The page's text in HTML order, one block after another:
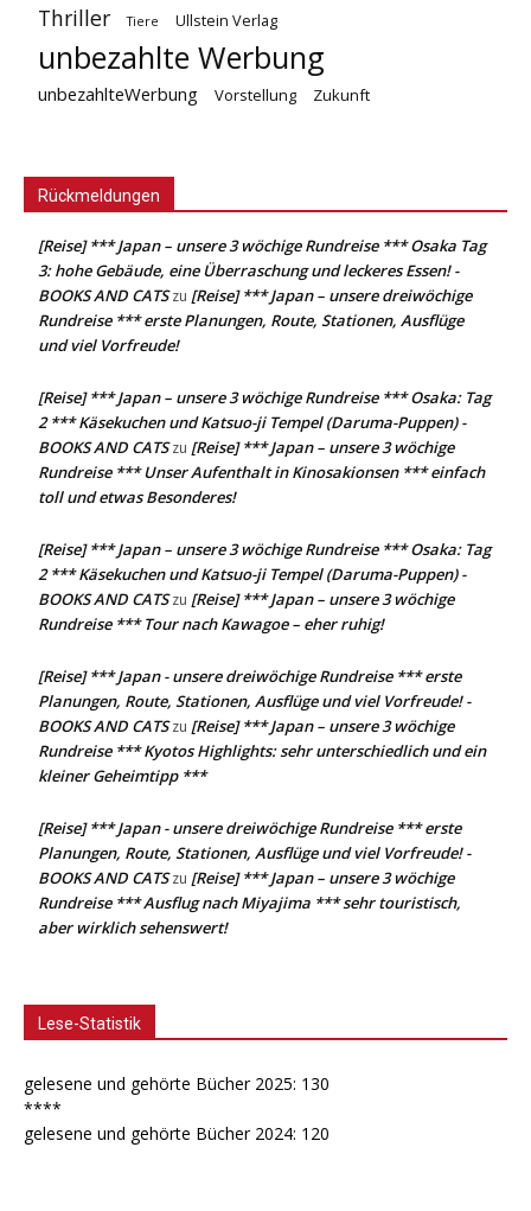
Thriller Tiere Ullstein Verlag
unbezahlte Werbung
unbezahlteWerbung Vorstellung Zukunft
Rückmeldungen
[Reise] *** Japan – unsere 3 wöchige Rundreise *** Osaka Tag
3: hohe Gebäude, eine Überraschung und leckeres Essen! -
BOOKS AND CATSzu [Reise] *** Japan – unsere dreiwöchige
Rundreise *** erste Planungen, Route, Stationen, Ausflüge
und viel Vorfreude!
[Reise] *** Japan – unsere 3 wöchige Rundreise *** Osaka: Tag
2 *** Käsekuchen und Katsuo-ji Tempel (Daruma-Puppen) -
BOOKS AND CATSzu [Reise] *** Japan – unsere 3 wöchige
Rundreise *** Unser Aufenthalt in Kinosakionsen *** einfach
toll und etwas Besonderes!
[Reise] *** Japan – unsere 3 wöchige Rundreise *** Osaka: Tag
2 *** Käsekuchen und Katsuo-ji Tempel (Daruma-Puppen) -
BOOKS AND CATSzu [Reise] *** Japan – unsere 3 wöchige
Rundreise *** Tour nach Kawagoe – eher ruhig!
[Reise] *** Japan - unsere dreiwöchige Rundreise *** erste
Planungen, Route, Stationen, Ausflüge und viel Vorfreude! -
BOOKS AND CATSzu [Reise] *** Japan – unsere 3 wöchige
Rundreise *** Kyotos Highlights: sehr unterschiedlich und ein
kleiner Geheimtipp ***
[Reise] *** Japan - unsere dreiwöchige Rundreise *** erste
Planungen, Route, Stationen, Ausflüge und viel Vorfreude! -
BOOKS AND CATSzu [Reise] *** Japan – unsere 3 wöchige
Rundreise *** Ausflug nach Miyajima *** sehr touristisch,
aber wirklich sehenswert!
Lese-Statistik
gelesene und gehörte Bücher 2025: 130
****
gelesene und gehörte Bücher 2024: 120